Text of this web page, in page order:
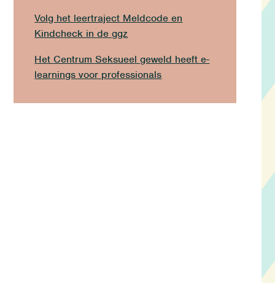
Volg het leertraject Meldcode en
Kindcheck in de ggz
Het Centrum Seksueel geweld heeft e-
learnings voor professionals